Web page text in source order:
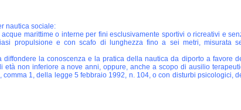
nautica sociale:
marittime o interne per fini esclusivamente sportivi o ricreativi e
propulsione e con scafo di lunghezza fino a sei metri, misurata
la conoscenza e la pratica della nautica da diporto a favore
età non inferiore a nove anni, oppure, anche a scopo di ausilio
1, della legge 5 febbraio 1992, n. 104, o con disturbi psicologici,